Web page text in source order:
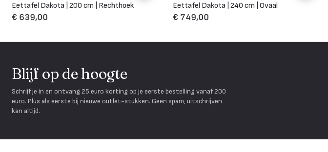
Eettafel Dakota | 200 cm | Rechthoek
€ 639,00
Eettafel Dakota | 240 cm | Ovaal
€ 749,00
Blijf op de hoogte
Schrijf je in en ontvang 25 euro korting op je eerste bestelling vanaf 200
euro. Plus als eerste bij nieuwe outlet-stukken. Geen spam, uitschrijven
kan altijd.